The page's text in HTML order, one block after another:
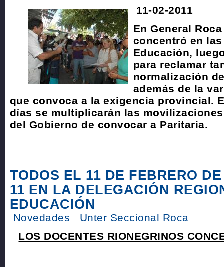
11-02-2011
En General
concentró en
Educación,
para reclamar
normalización
además de la
que convoca a la exigencia provincial.
días se multiplicarán las
del Gobierno de convocar a Paritaria.
TODOS EL 11 DE FEBRERO
11 EN LA DELEGACIÓN
EDUCACIÓN
Novedades
Unter Seccional Roca
LOS DOCENTES RIONEGRINOS